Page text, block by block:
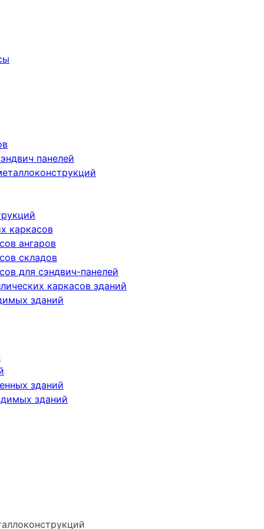
панелей
каркасов
ангаров
складов
для сэндвич-панелей
каркасов зданий
зданий
зданий
зданий